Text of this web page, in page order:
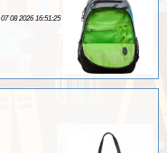
07 08 2026 16:51:25